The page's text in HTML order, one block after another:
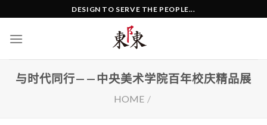
content
DESIGN TO SERVE THE PEOPLE...
与时代同行——中央美术学院百年校庆精品展
HOME /